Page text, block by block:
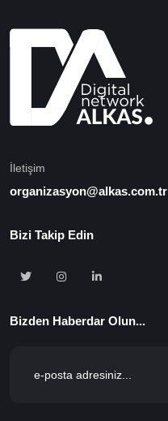
İletişim
organizasyon@alkas.com.tr
Bizi Takip Edin
Bizden Haberdar Olun...